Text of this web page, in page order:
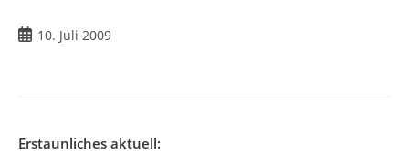
10. Juli 2009
Erstaunliches aktuell: